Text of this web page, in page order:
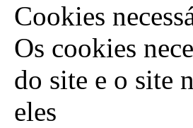
Cookies
Os cookies
do site e o site
eles